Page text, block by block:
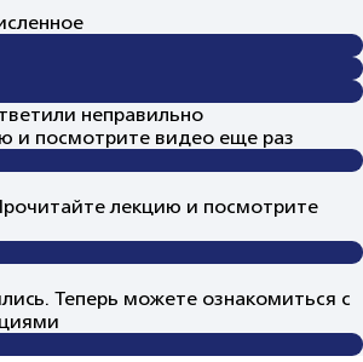
неправильно
и посмотрите видео еще раз
лекцию и посмотрите
Теперь можете ознакомиться с